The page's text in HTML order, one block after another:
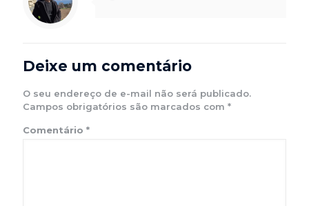
Deixe um comentário
O seu endereço de e-mail não será publicado.
Campos obrigatórios são marcados com *
Comentário *